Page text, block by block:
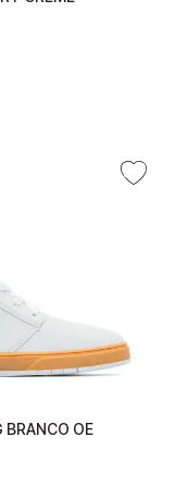
BRANCO OE
BRANCO OE